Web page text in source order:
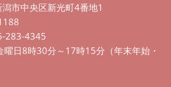
市中央区新光町4番地1
283-4345
日8時30分～17時15分（年末年始・